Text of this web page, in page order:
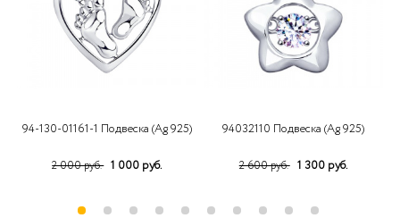
94-130-01161-1 Подвеска (Ag 925)
2 000 руб. 1 000 руб.
94032110 Подвеска (Ag 925)
2 600 руб. 1 300 руб.